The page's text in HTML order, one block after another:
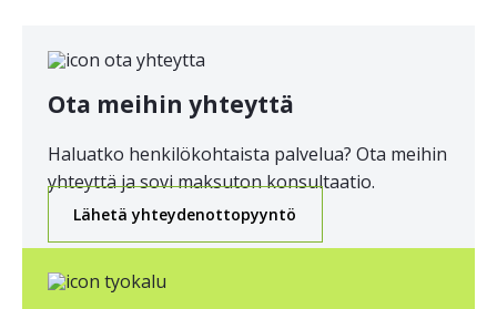
Ota meihin yhteyttä
Haluatko henkilökohtaista palvelua? Ota meihin
yhteyttä ja sovi maksuton konsultaatio.
Lähetä yhteydenottopyyntö